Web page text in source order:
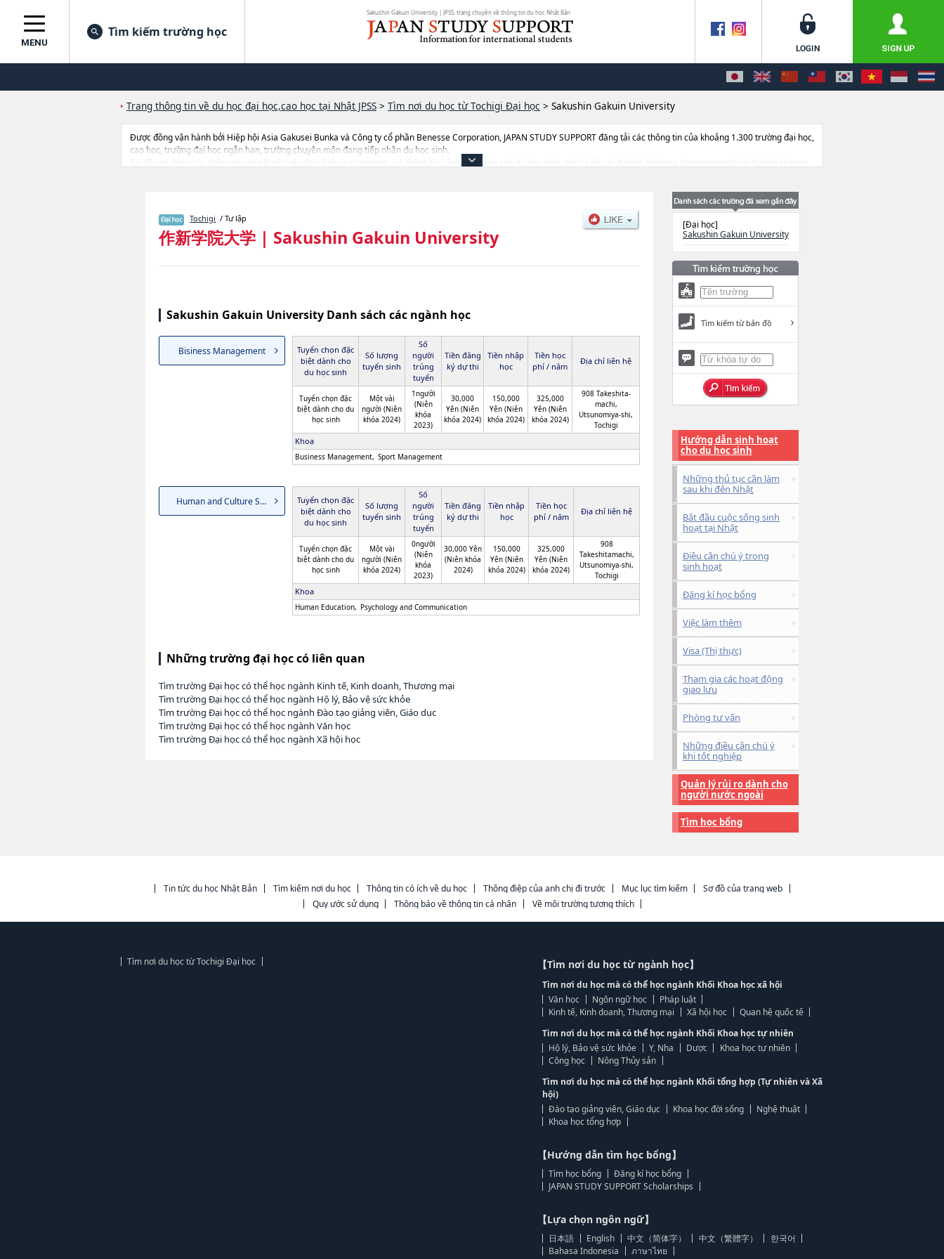
Sakushin Gakuin University | JPSS, trang chuyên về thông tin du học Nhật Bản
MENU
Tìm kiếm trường học
Trang thông tin về du học đại học,cao học tại Nhật JPSS > Tìm nơi du học từ Tochigi Đại học > Sakushin Gakuin University
Được đồng vận hành bởi Hiệp hội Asia Gakusei Bunka và Công ty cổ phần Benesse Corporation, JAPAN STUDY SUPPORT đăng tải các thông tin của khoảng 1.300 trường đại học,
cao học, trường đại học ngắn hạn, trường chuyên môn đang tiếp nhận du học sinh.
Tại đây có đăng các thông tin chi tiết về Sakushin Gakuin University, và thông tin cần thiết dành cho du học sinh, như là về các Ngành Bisiness ManagementhoặcNgành Human
Tochigi / Tư lập
作新学院大学 | Sakushin Gakuin University
Sakushin Gakuin University Danh sách các ngành học
Bisiness Management
Tuyển chọn đặc
biệt dành cho
du học sinh
Số lượng
tuyển sinh
Số
người
trúng
tuyển
Tiền đăng
ký dự thi
Tiền nhập
học
Tiền học
phí / năm
Địa chỉ liên hệ
Tuyển chọn đặc
biệt dành cho du
học sinh
Một vài
người (Niên
khóa 2024)
1người
(Niên
khóa
2023)
30,000
Yên (Niên
khóa 2024)
150,000
Yên (Niên
khóa 2024)
325,000
Yên (Niên
khóa 2024)
908 Takeshita-
machi,
Utsunomiya-shi,
Tochigi
Khoa
Business Management Sport Management
Human and Culture Sciences
Tuyển chọn đặc
biệt dành cho
du học sinh
Số lượng
tuyển sinh
Số
người
trúng
tuyển
Tiền đăng
ký dự thi
Tiền nhập
học
Tiền học
phí / năm
Địa chỉ liên hệ
Tuyển chọn đặc
biệt dành cho du
học sinh
Một vài
người (Niên
khóa 2024)
0người
(Niên
khóa
2023)
30,000 Yên
(Niên khóa
2024)
150,000
Yên (Niên
khóa 2024)
325,000
Yên (Niên
khóa 2024)
908
Takeshitamachi,
Utsunomiya-shi,
Tochigi
Khoa
Human Education Psychology and Communication
Những trường đại học có liên quan
Tìm trường Đại học có thể học ngành Kinh tế, Kinh doanh, Thương mại
Tìm trường Đại học có thể học ngành Hộ lý, Bảo vệ sức khỏe
Tìm trường Đại học có thể học ngành Đào tạo giảng viên, Giáo dục
Tìm trường Đại học có thể học ngành Văn học
Tìm trường Đại học có thể học ngành Xã hội học
[Đại học]
Sakushin Gakuin University
Tìm kiếm từ bản đồ
Hướng dẫn sinh hoạt
cho du học sinh
Những thủ tục cần làm
sau khi đến Nhật
Bắt đầu cuộc sống sinh
hoạt tại Nhật
Điều cần chú ý trong
sinh hoạt
Đăng kí học bổng
Việc làm thêm
Visa (Thị thực)
Tham gia các hoạt động
giao lưu
Phòng tư vấn
Những điều cần chú ý
khi tốt nghiệp
Quản lý rủi ro dành cho
người nước ngoài
Tìm học bổng
Tin tức du học Nhật Bản Tìm kiếm nơi du học Thông tin có ích về du học Thông điệp của anh chị đi trước Mục lục tìm kiếm
Sơ đồ của trang web
Quy ước sử dụng
Thông báo về thông tin cá nhân Về môi trường tương thích
Tìm nơi du học từ Tochigi Đại học 【Tìm nơi du học từ ngành học】
Tìm nơi du học mà có thể học ngành Khối Khoa học xã hội
Văn học
Ngôn ngữ học
Pháp luật
Kinh tế, Kinh doanh, Thương mại
Xã hội học
Quan hệ quốc tế
Tìm nơi du học mà có thể học ngành Khối Khoa học tự nhiên
Hộ lý, Bảo vệ sức khỏe
Y, Nha Dược
Khoa học tự nhiên
Công học
Nông Thủy sản
Tìm nơi du học mà có thể học ngành Khối tổng hợp (Tự nhiên và Xã
hội)
Đào tạo giảng viên, Giáo dục
Khoa học đời sống
Nghệ thuật
Khoa học tổng hợp
【Hướng dẫn tìm học bổng】
Tìm học bổng
Đăng kí học bổng
JAPAN STUDY SUPPORT Scholarships
【Lựa chọn ngôn ngữ】
日本語 English 中文（简体字） 中文（繁體字）
한국어
Bahasa Indonesia
ภาษาไทย